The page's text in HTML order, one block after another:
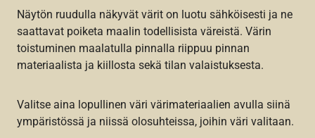
Näytön ruudulla näkyvät värit on luotu sähköisesti ja ne
saattavat poiketa maalin todellisista väreistä. Värin
toistuminen maalatulla pinnalla riippuu pinnan
materiaalista ja kiillosta sekä tilan valaistuksesta.
Valitse aina lopullinen väri värimateriaalien avulla siinä
ympäristössä ja niissä olosuhteissa, joihin väri valitaan.